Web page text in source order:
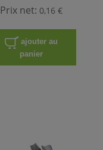
Prix net: 0,16 €
ajouter au
panier